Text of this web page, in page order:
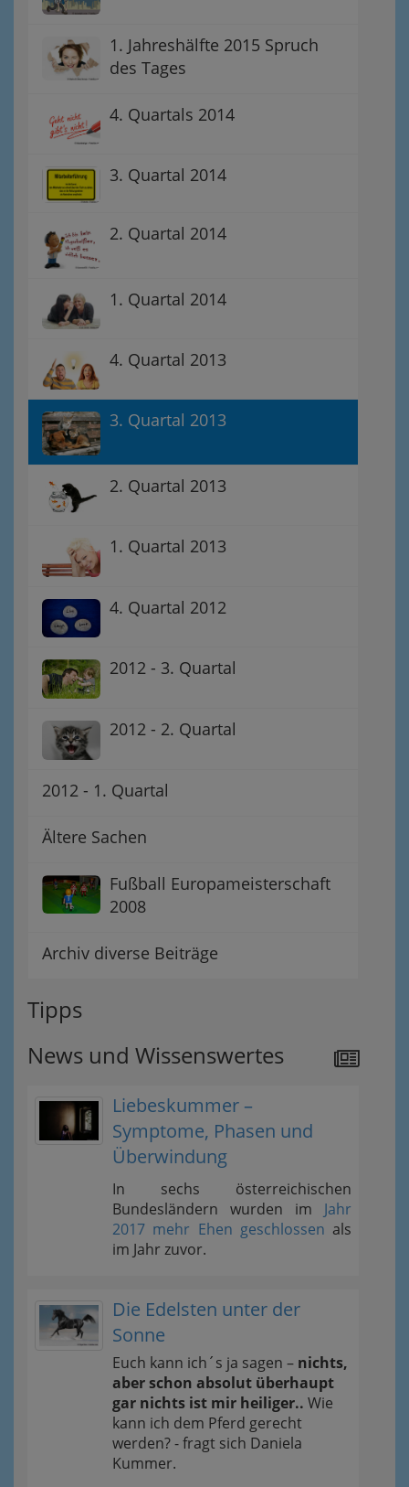
1. Jahreshälfte 2015 Spruch
des Tages
4. Quartals 2014
3. Quartal 2014
2. Quartal 2014
1. Quartal 2014
4. Quartal 2013
3. Quartal 2013
2. Quartal 2013
1. Quartal 2013
4. Quartal 2012
2012 - 3. Quartal
2012 - 2. Quartal
2012 - 1. Quartal
Ältere Sachen
Fußball Europameisterschaft
2008
Archiv diverse Beiträge
Tipps
News und Wissenswertes
Liebeskummer –
Symptome, Phasen und
Überwindung
In sechs österreichischen
Bundesländern wurden im Jahr
2017 mehr Ehen geschlossen als
im Jahr zuvor.
Die Edelsten unter der
Sonne
Euch kann ich´s ja sagen – nichts,
aber schon absolut überhaupt
gar nichts ist mir heiliger.. Wie
kann ich dem Pferd gerecht
werden? - fragt sich Daniela
Kummer.